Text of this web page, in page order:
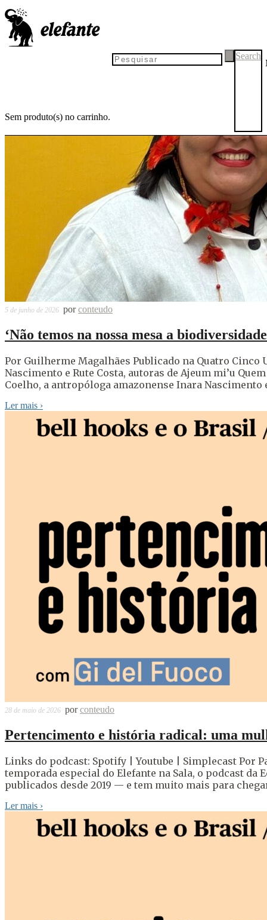
Sem produto(s) no carrinho.
Search
5 de junho de 2026 porconteudo
‘Não temos na nossa mesa a
Por Guilherme Magalhães Publicado na Quatro Cinco
Nascimento e Rute Costa, autoras de Ajeum mi’u
Coelho, a antropóloga amazonense Inara
Ler mais ›
28 de maio de 2026 porconteudo
Pertencimento e história radical: uma
Links do podcast: Spotify | Youtube | Simplecast Por
temporada especial do Elefante na Sala, o podcast da
publicados desde 2019 — e tem muito mais para
Ler mais ›